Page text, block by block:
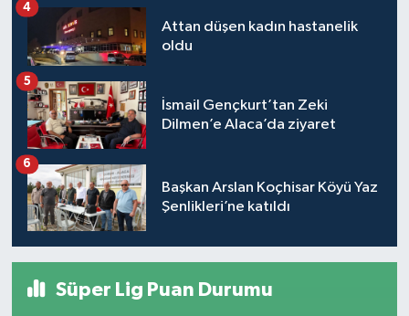
Attan düşen kadın hastanelik
oldu
4
İsmail Gençkurt’tan Zeki
Dilmen’e Alaca’da ziyaret
5
Başkan Arslan Koçhisar Köyü Yaz
Şenlikleri’ne katıldı
6
Süper Lig Puan Durumu